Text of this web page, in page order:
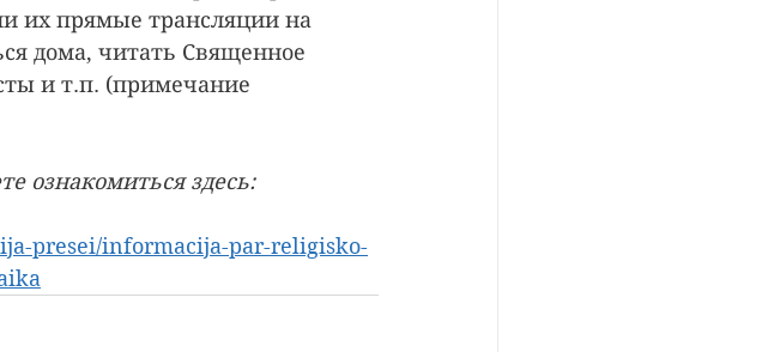
их прямые трансляции на
дома, читать Священное
и т.п. (примечание
ознакомиться здесь:
presei/informacija-par-religisko-